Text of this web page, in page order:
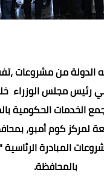
من مشروعات
مجلس الوزراء
الخدمات الحكومية
لمركز كوم أمبو،
المبادرة الرئاسية
بالمحافظة.